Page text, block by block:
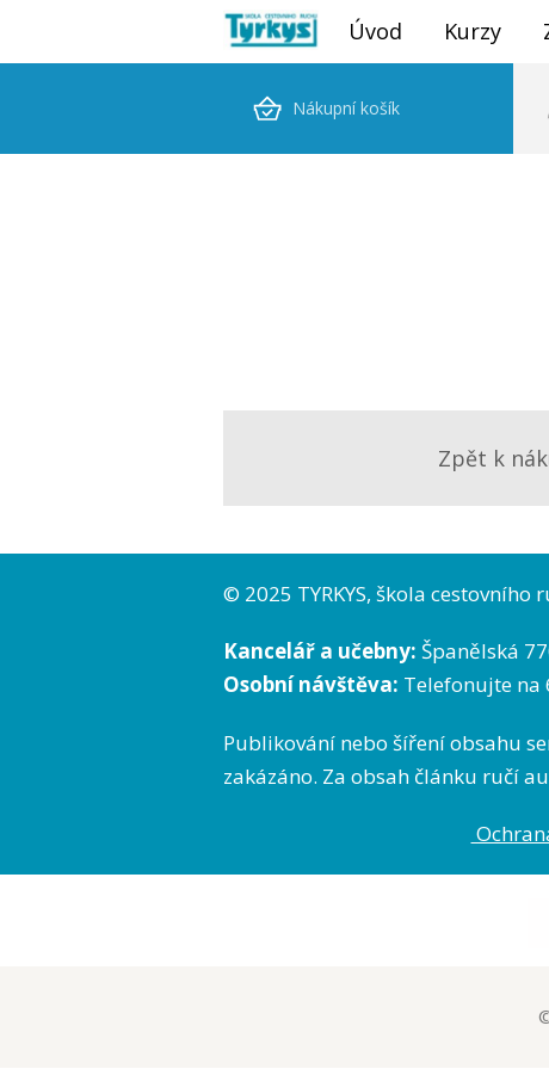
Úvod Kurzy
Nákupní košík
Zpět k
© 2025 TYRKYS, škola cestovního
Kancelář a učebny: Španělská
Osobní návštěva: Telefonujte na
Publikování nebo šíření obsahu
zakázáno. Za obsah článku ručí